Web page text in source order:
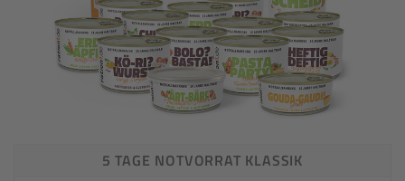
5 TAGE NOTVORRAT KLASSIK